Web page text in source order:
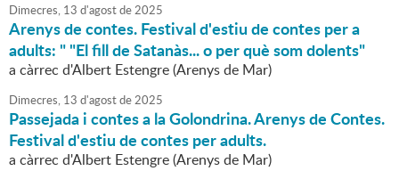
Dimecres, 13 d'agostde2025
Arenys de contes. Festival d'estiu de contes per a
adults: " "El fill de Satanàs... o per què som dolents"
a càrrec d'Albert Estengre (Arenys de Mar)
Dimecres, 13 d'agostde2025
Passejada i contes a la Golondrina. Arenys de Contes.
Festival d'estiu de contes per adults.
a càrrec d'Albert Estengre (Arenys de Mar)